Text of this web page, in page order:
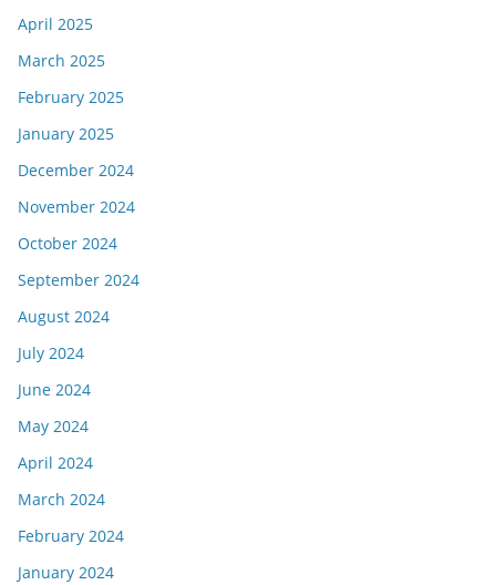
April 2025
March 2025
February 2025
January 2025
December 2024
November 2024
October 2024
September 2024
August 2024
July 2024
June 2024
May 2024
April 2024
March 2024
February 2024
January 2024